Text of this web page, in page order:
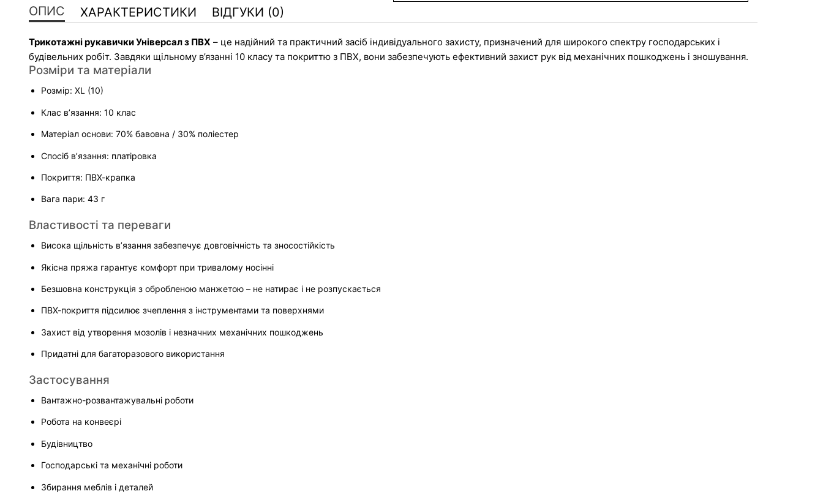
ОПИС ХАРАКТЕРИСТИКИ ВІДГУКИ (0)
Трикотажні рукавички Універсал з ПВХ – це надійний та практичний засіб індивідуального захисту, призначений для широкого спектру господарських і
будівельних робіт. Завдяки щільному в’язанні 10 класу та покриттю з ПВХ, вони забезпечують ефективний захист рук від механічних пошкоджень і зношування.
Розміри та матеріали
Розмір: XL (10)
Клас в’язання: 10 клас
Матеріал основи: 70% бавовна / 30% поліестер
Спосіб в’язання: платіровка
Покриття: ПВХ-крапка
Вага пари: 43 г
Властивості та переваги
Висока щільність в’язання забезпечує довговічність та зносостійкість
Якісна пряжа гарантує комфорт при тривалому носінні
Безшовна конструкція з обробленою манжетою – не натирає і не розпускається
ПВХ-покриття підсилює зчеплення з інструментами та поверхнями
Захист від утворення мозолів і незначних механічних пошкоджень
Придатні для багаторазового використання
Застосування
Вантажно-розвантажувальні роботи
Робота на конвеєрі
Будівництво
Господарські та механічні роботи
Збирання меблів і деталей